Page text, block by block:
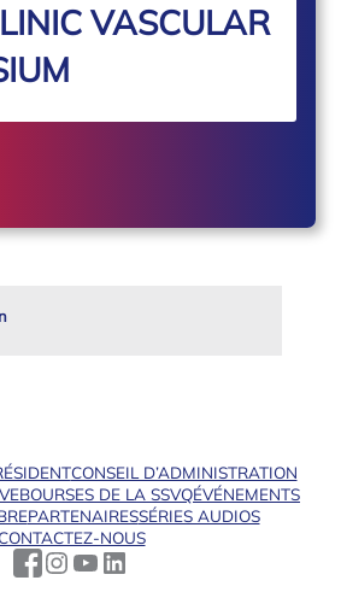
VASCULAR
CONSEIL D’ADMINISTRATION
BOURSES DE LA SSVQÉVÉNEMENTS
PARTENAIRESSÉRIES AUDIOS
NOUS